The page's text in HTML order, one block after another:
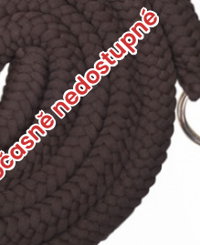
nedostupné